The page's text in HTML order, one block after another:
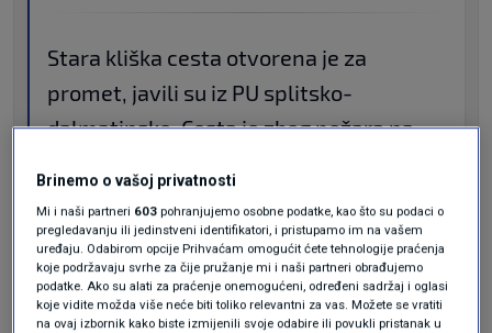
Stara kliška cesta otvorena je za
promet, javili su iz PU splitsko-
dalmatinske. Cesta je zbog požara na
promet od nedjelje popodne.
11. kol. - 22:18
Brinemo o vašoj privatnosti
Mi i naši partneri 603 pohranjujemo osobne podatke, kao što su podaci o
pregledavanju ili jedinstveni identifikatori, i pristupamo im na vašem
uređaju. Odabirom opcije Prihvaćam omogućit ćete tehnologije praćenja
koje podržavaju svrhe za čije pružanje mi i naši partneri obrađujemo
podatke. Ako su alati za praćenje onemogućeni, određeni sadržaj i oglasi
koje vidite možda više neće biti toliko relevantni za vas. Možete se vratiti
na ovaj izbornik kako biste izmijenili svoje odabire ili povukli pristanak u